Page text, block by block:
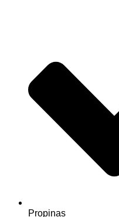
Propinas